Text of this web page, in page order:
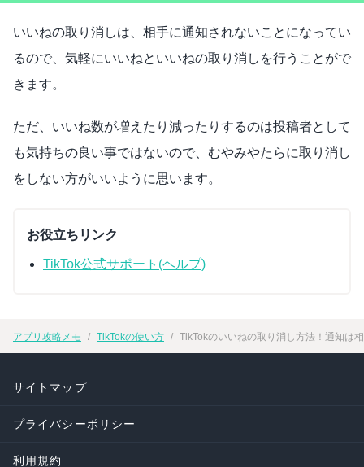
いいねの取り消しは、相手に通知されないことになってい
るので、気軽にいいねといいねの取り消しを行うことがで
きます。
ただ、いいね数が増えたり減ったりするのは投稿者として
も気持ちの良い事ではないので、むやみやたらに取り消し
をしない方がいいように思います。
お役立ちリンク
TikTok公式サポート(ヘルプ)
アプリ攻略メモ TikTokの使い方 TikTokのいいねの取り消し方法！通知は
サイトマップ
プライバシーポリシー
利用規約